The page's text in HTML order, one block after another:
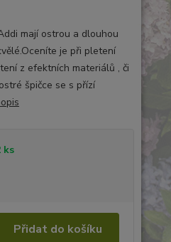
mají ostrou a dlouhou
je při pletení
z efektních materiálů , či
špičce se s přízí
ks
Přidat do košíku